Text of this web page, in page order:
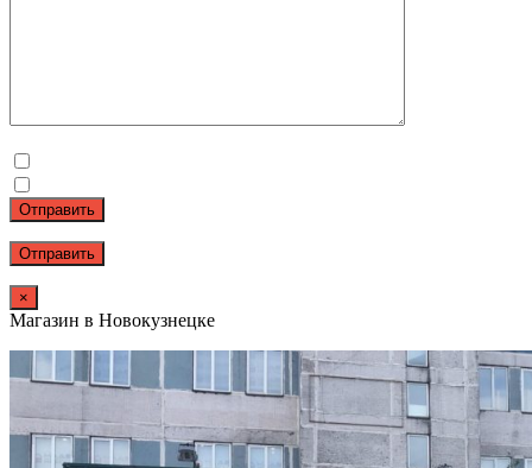
Отправить
×
Магазин в Новокузнецке